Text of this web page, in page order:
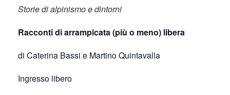
Storie di alpinismo e dintorni
Racconti di arrampicata (più o meno) libera
di Caterina Bassi e Martino Quintavalla
Ingresso libero